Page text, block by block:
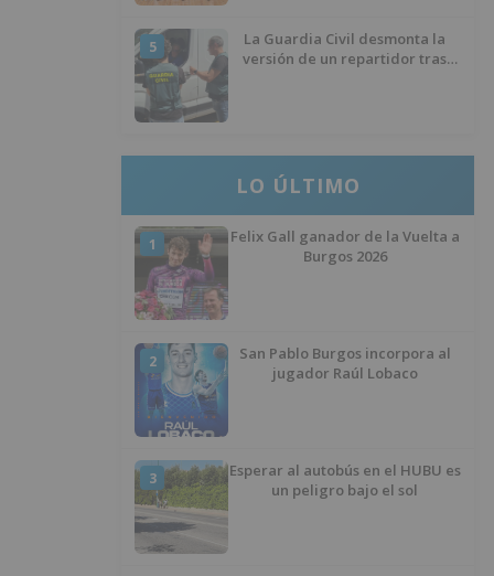
5
La Guardia Civil desmonta la
versión de un repartidor tras
LO ÚLTIMO
1
Felix Gall ganador de la Vuelta a
Burgos 2026
2
San Pablo Burgos incorpora al
jugador Raúl Lobaco
3
Esperar al autobús en el HUBU es
un peligro bajo el sol